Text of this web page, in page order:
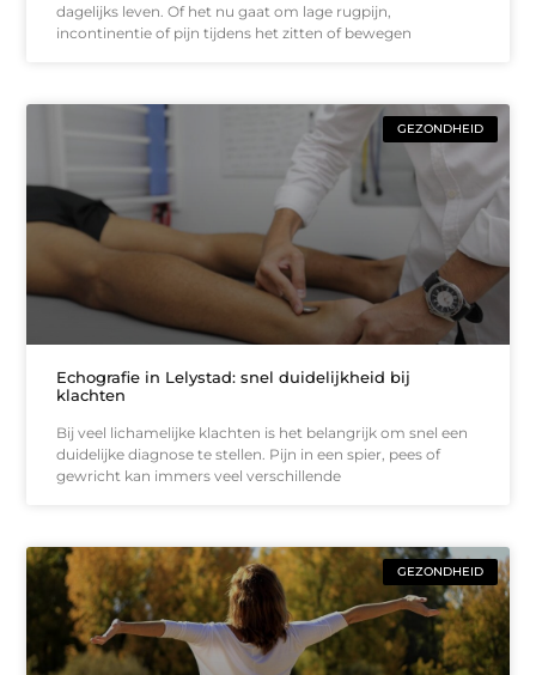
dagelijks leven. Of het nu gaat om lage rugpijn,
incontinentie of pijn tijdens het zitten of bewegen
GEZONDHEID
Echografie in Lelystad: snel duidelijkheid bij
klachten
Bij veel lichamelijke klachten is het belangrijk om snel een
duidelijke diagnose te stellen. Pijn in een spier, pees of
gewricht kan immers veel verschillende
GEZONDHEID